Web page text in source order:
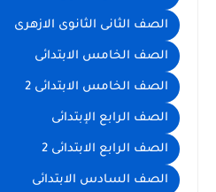
الصف الثانى الثانوى الازهرى
الصف الخامس الابتدائى
الصف الخامس الابتدائى 2
الصف الرابع الإبتدائى
الصف الرابع الابتدائى 2
الصف السادس الابتدائى